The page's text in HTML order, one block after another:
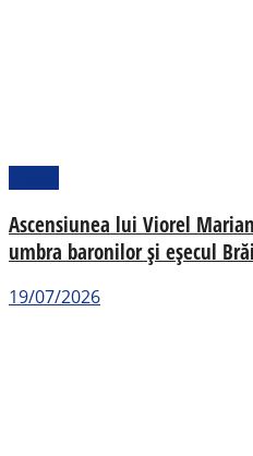
Ascensiunea lui Viorel
umbra baronilor și eșecul
19/07/2026